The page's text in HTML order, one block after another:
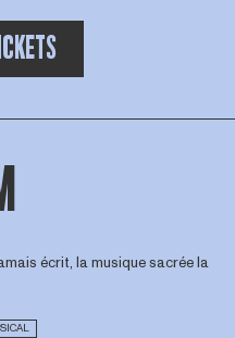
écrit, la musique sacrée la